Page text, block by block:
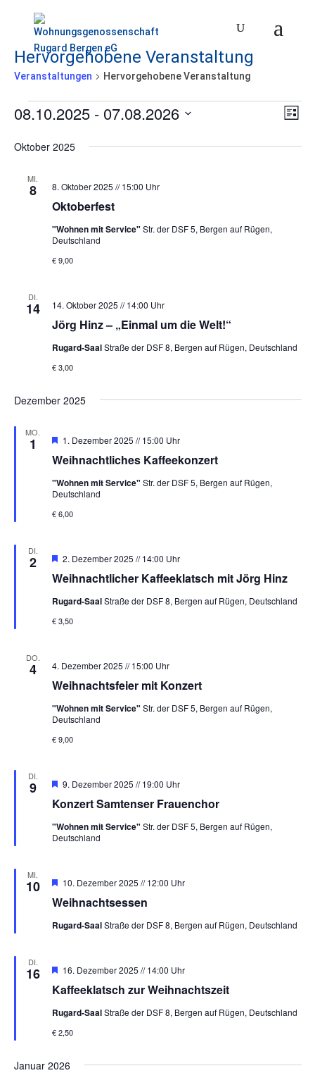
Hervorgehobene Veranstaltung
Veranstaltungen Hervorgehobene Veranstaltung
Veranstaltungen Liste
08.10.2025 - 07.08.2026
wählen.
Oktober 2025
MI.
8
Oktoberfest
8. Oktober 2025 // 15:00 Uhr
"Wohnen mit Service" Str. der DSF 5, Bergen auf Rügen,
Deutschland
€ 9,00
DI.
14
Jörg Hinz – „Einmal um die Welt!“
14. Oktober 2025 // 14:00 Uhr
Rugard-SaalStraße der DSF 8, Bergen auf Rügen, Deutschland
€ 3,00
Dezember 2025
MO.
1
Weihnachtliches Kaffeekonzert
Hervorgehoben
1. Dezember 2025 // 15:00 Uhr
"Wohnen mit Service" Str. der DSF 5, Bergen auf Rügen,
Deutschland
€ 6,00
DI.
2
Weihnachtlicher Kaffeeklatsch mit Jörg Hinz
Hervorgehoben
2. Dezember 2025 // 14:00 Uhr
Rugard-SaalStraße der DSF 8, Bergen auf Rügen, Deutschland
€ 3,50
DO.
4
Weihnachtsfeier mit Konzert
4. Dezember 2025 // 15:00 Uhr
"Wohnen mit Service" Str. der DSF 5, Bergen auf Rügen,
Deutschland
€ 9,00
DI.
9
Konzert Samtenser Frauenchor
Hervorgehoben
9. Dezember 2025 // 19:00 Uhr
"Wohnen mit Service" Str. der DSF 5, Bergen auf Rügen,
Deutschland
MI.
10
Weihnachtsessen
Hervorgehoben
10. Dezember 2025 // 12:00 Uhr
Rugard-SaalStraße der DSF 8, Bergen auf Rügen, Deutschland
DI.
16
Kaffeeklatsch zur Weihnachtszeit
Hervorgehoben
16. Dezember 2025 // 14:00 Uhr
Rugard-SaalStraße der DSF 8, Bergen auf Rügen, Deutschland
€ 2,50
Januar 2026